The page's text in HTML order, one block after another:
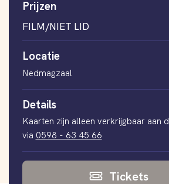
Tickets
Prijzen
FILM/NIET LID
Locatie
Nedmagzaal
Details
Kaarten zijn alleen verkrijgbaar aan
via 0598 - 63 45 66